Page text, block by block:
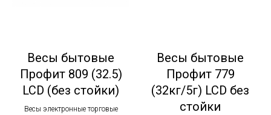
Весы бытовые
Профит 809 (32.5)
LCD (без стойки)
Весы электронные торговые
Весы бытовые
Профит 779
(32кг/5г) LCD без
стойки